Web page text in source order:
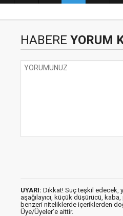
HABERE YORUM
UYARI: Dikkat! Suç teşkil edecek,
aşağılayıcı, küçük düşürücü,
benzeri niteliklerde içeriklerden
Üye/Üyeler’e aittir.